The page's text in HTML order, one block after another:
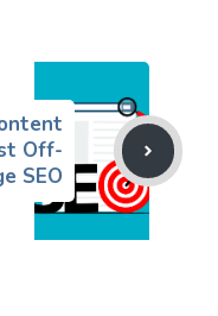
Off-
SEO